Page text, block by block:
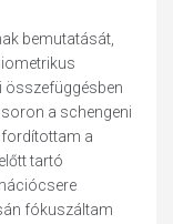
bemutatását,
összefüggésben
a schengeni
fordítottam a
tartó
fókuszáltam